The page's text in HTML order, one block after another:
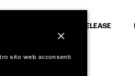
RELEASE
×
sito web acconsenti